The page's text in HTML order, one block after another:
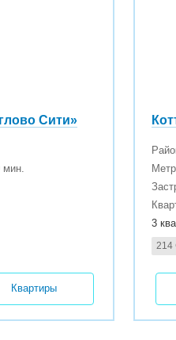
Сити»
мин.
Квартиры
3
214